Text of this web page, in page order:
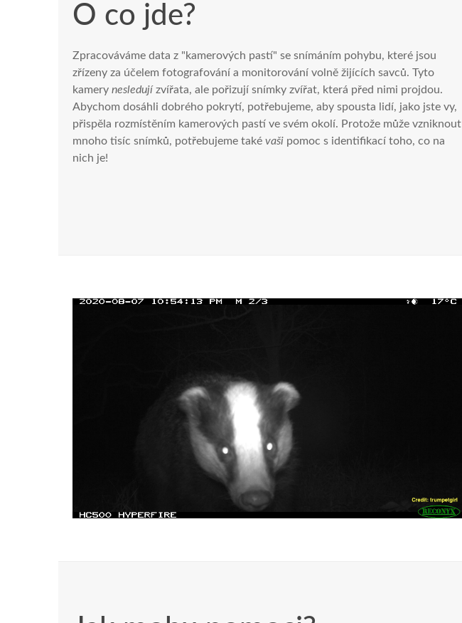
O co jde?
Zpracováváme data z "kamerových pastí" se snímáním pohybu, které jsou
zřízeny za účelem fotografování a monitorování volně žijících savců. Tyto
kamery nesledujízvířata, ale pořizují snímky zvířat, která před nimi projdou.
Abychom dosáhli dobrého pokrytí, potřebujeme, aby spousta lidí, jako jste vy,
přispěla rozmístěním kamerových pastí ve svém okolí. Protože může vzniknout
mnoho tisíc snímků, potřebujeme také vaši pomoc s identifikací toho, co na
nich je!